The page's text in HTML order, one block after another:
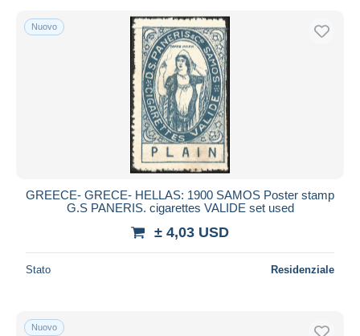
Nuovo
GREECE- GRECE- HELLAS: 1900 SAMOS Poster stamp
G.S PANERIS. cigarettes VALIDE set used
± 4,03 USD
Stato Residenziale
Nuovo